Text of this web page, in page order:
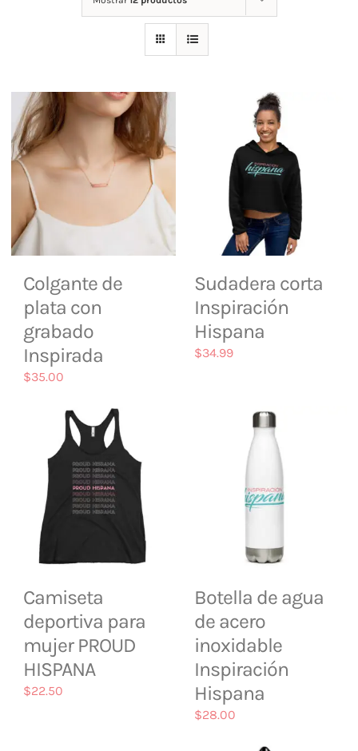
Contacto
Colgante de
plata con
grabado
Inspirada
$35.00
Sudadera corta
Inspiración
Hispana
$34.99
Camiseta
deportiva para
mujer PROUD
HISPANA
$22.50
Botella de agua
de acero
inoxidable
Inspiración
Hispana
$28.00